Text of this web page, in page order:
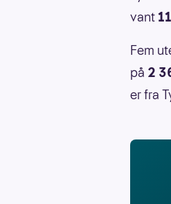
vant
Fem
på 2
er fra